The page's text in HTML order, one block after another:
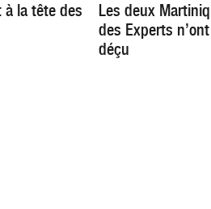
à la tête des
Les deux
des Experts
déçu